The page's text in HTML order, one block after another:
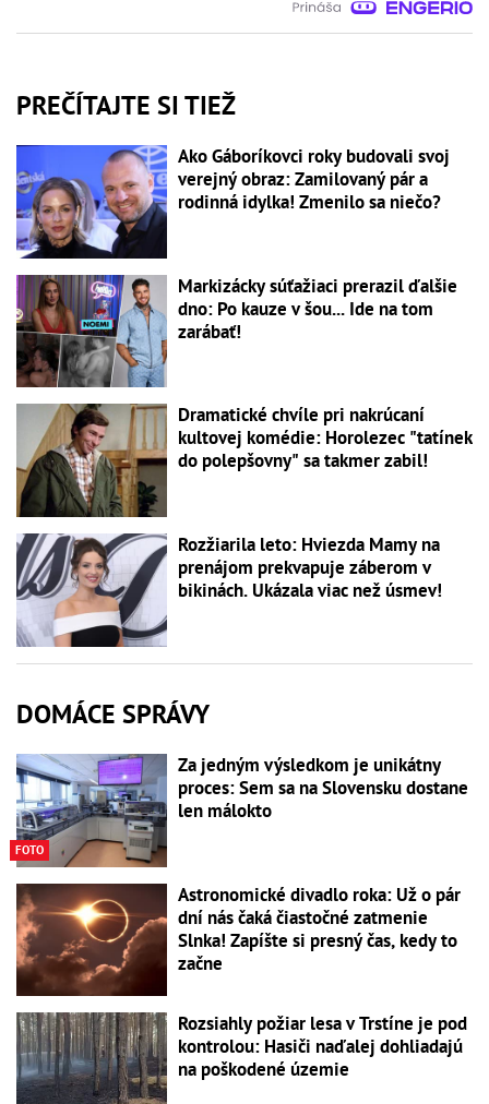
PREČÍTAJTE SI TIEŽ
Ako Gáboríkovci roky budovali svoj
verejný obraz: Zamilovaný pár a
rodinná idylka! Zmenilo sa niečo?
Markizácky súťažiaci prerazil ďalšie
dno: Po kauze v šou... Ide na tom
zarábať!
Dramatické chvíle pri nakrúcaní
kultovej komédie: Horolezec "tatínek
do polepšovny" sa takmer zabil!
Rozžiarila leto: Hviezda Mamy na
prenájom prekvapuje záberom v
bikinách. Ukázala viac než úsmev!
DOMÁCE SPRÁVY
FOTO
Za jedným výsledkom je unikátny
proces: Sem sa na Slovensku dostane
len málokto
Astronomické divadlo roka: Už o pár
dní nás čaká čiastočné zatmenie
Slnka! Zapíšte si presný čas, kedy to
začne
Rozsiahly požiar lesa v Trstíne je pod
kontrolou: Hasiči naďalej dohliadajú
na poškodené územie